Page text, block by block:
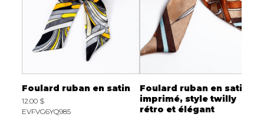
Foulard ruban en satin
12.00 $
EVFVG6YQ985
Foulard ruban en satin
imprimé, style twilly
rétro et élégant